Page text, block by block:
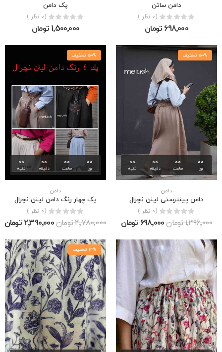
دامن ساتن
(0 نظر )
698٬000 تومان
پک دامن
(0 نظر )
1٬500٬000 تومان
00
روز
00
ساعت
00
دقیقه
00
ثانیه
50% تخفیف
دامن
دامن پینترستی لینن نچرال
(0 نظر )
1٬396٬000 تومان 698٬000 تومان
00
روز
00
ساعت
00
دقیقه
00
ثانیه
50% تخفیف
دامن
پک چهار رنگ دامن لینن نچرال
(0 نظر )
4٬780٬000 تومان 2٬390٬000 تومان
14% تخفیف